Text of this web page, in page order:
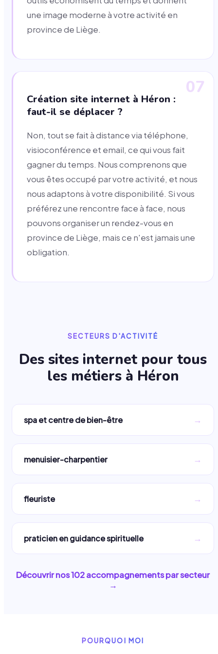
une image moderne à votre activité en
province de Liège.
07
Création site internet à Héron :
faut-il se déplacer ?
Non, tout se fait à distance via téléphone,
visioconférence et email, ce qui vous fait
gagner du temps. Nous comprenons que
vous êtes occupé par votre activité, et nous
nous adaptons à votre disponibilité. Si vous
préférez une rencontre face à face, nous
pouvons organiser un rendez-vous en
province de Liège, mais ce n'est jamais une
obligation.
SECTEURS D'ACTIVITÉ
Des sites internet pour tous
les métiers à Héron
spa et centre de bien-être →
menuisier-charpentier →
fleuriste →
praticien en guidance spirituelle →
Découvrir nos102accompagnements par secteur
→
POURQUOI MOI